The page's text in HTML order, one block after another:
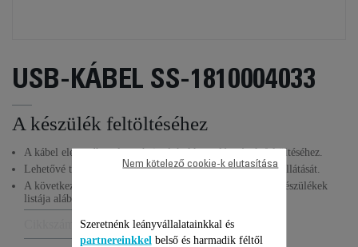
USB-KÁBEL SS-1810004033
A készülék feltöltéséhez
A kábel elengedhetetlen a hajnyíró akkumulátorának feltöltéséhez.
Lehetővé teszi az akkumulátor tartós és hatékony energiaellátását.
A következő
használható: (a kompatibilis készülékek
listája alább található).
Cikkszám :SS-1810004033
Szeretnénk leányvállalatainkkal és
partnereinkkel belső és harmadik féltől
Nem kötelező cookie-k elutasítása